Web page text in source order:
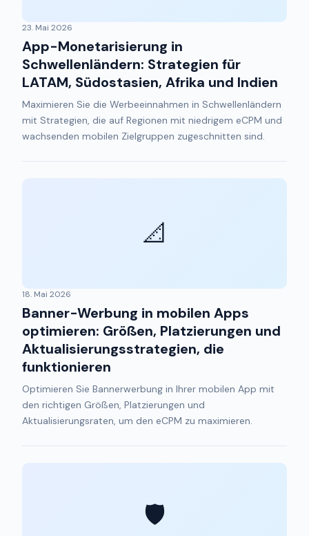
23. Mai 2026
App-Monetarisierung in
Schwellenländern: Strategien für
LATAM, Südostasien, Afrika und Indien
Maximieren Sie die Werbeeinnahmen in Schwellenländern
mit Strategien, die auf Regionen mit niedrigem eCPM und
wachsenden mobilen Zielgruppen zugeschnitten sind.
📐
18. Mai 2026
Banner-Werbung in mobilen Apps
optimieren: Größen, Platzierungen und
Aktualisierungsstrategien, die
funktionieren
Optimieren Sie Bannerwerbung in Ihrer mobilen App mit
den richtigen Größen, Platzierungen und
Aktualisierungsraten, um den eCPM zu maximieren.
🛡️